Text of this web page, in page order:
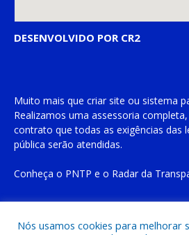
DESENVOLVIDO POR CR2
Muito mais que criar site ou sistema
Realizamos uma assessoria
contrato que todas as exigências das
pública serão atendidas.
Conheça o PNTP e o Radar da
Nós usamos cookies para melhorar